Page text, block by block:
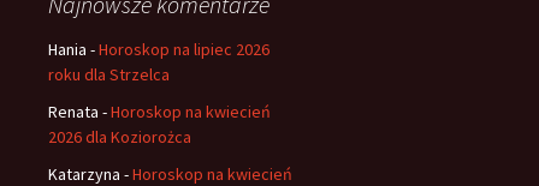
Hania -Horoskop na lipiec 2026
roku dla Strzelca
Renata -Horoskop na kwiecień
2026 dla Koziorożca
Katarzyna -Horoskop na kwiecień